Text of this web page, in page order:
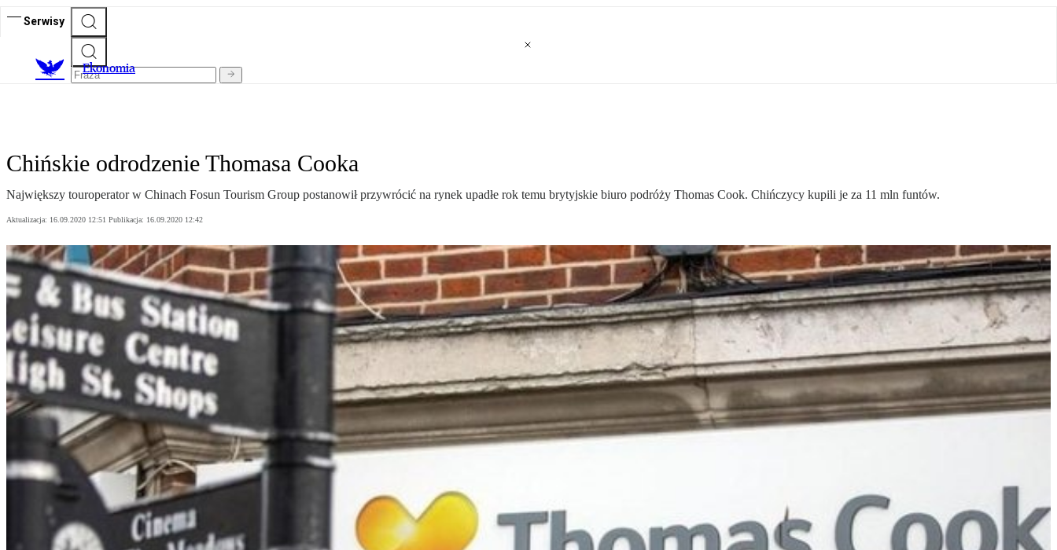
Serwisy
Ekonomia
Chińskie odrodzenie Thomasa Cooka
Największy touroperator w Chinach Fosun Tourism Group postanowił przywrócić na rynek upadłe rok temu brytyjskie biuro podróży Thomas Cook. Chińczycy kupili je za 11 mln funtów.
Aktualizacja: 16.09.2020 12:51 Publikacja: 16.09.2020 12:42